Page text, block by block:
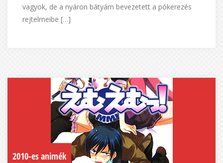
vagyok, de a nyáron bátyám bevezetett a pókerezés
rejtelmeibe […]
2010-es animék